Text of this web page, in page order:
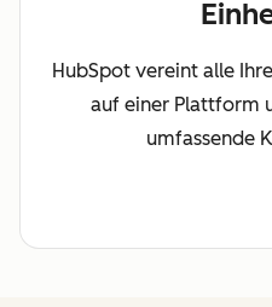
HubSpot vereint alle
auf einer Plattform
umfassende